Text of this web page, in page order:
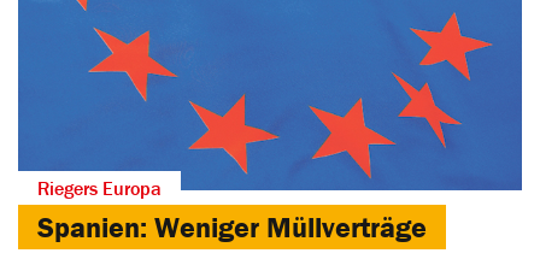
Riegers Europa
Spanien: Weniger Müllverträge